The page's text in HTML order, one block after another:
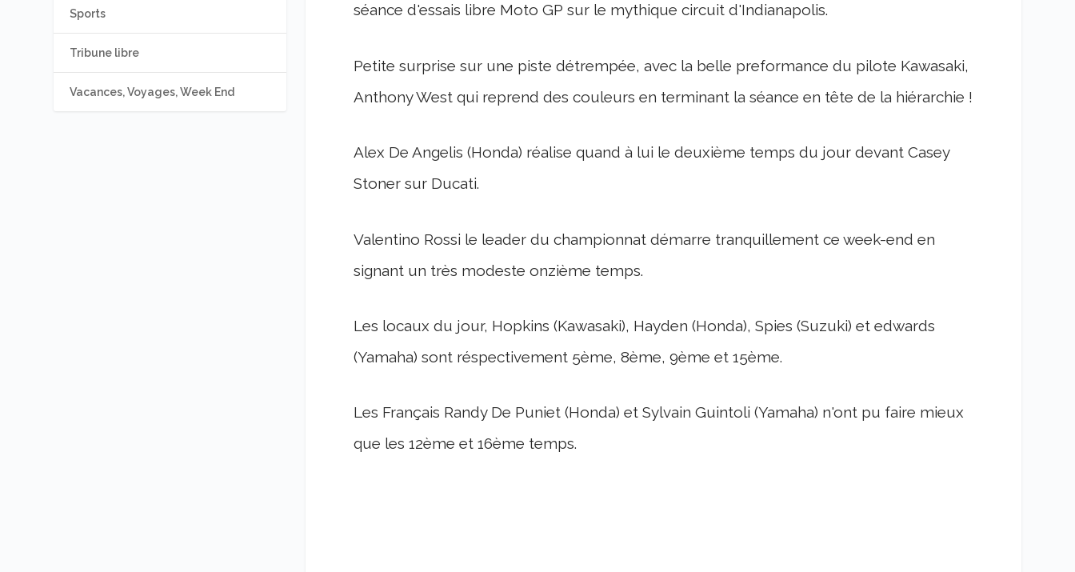
séance d'essais libre Moto GP sur le mythique circuit d'Indianapolis.
Petite surprise sur une piste détrempée, avec la belle preformance du pilote Kawasaki,
Anthony West qui reprend des couleurs en terminant la séance en tête de la hiérarchie !
Alex De Angelis (Honda) réalise quand à lui le deuxième temps du jour devant Casey
Stoner sur Ducati.
Valentino Rossi le leader du championnat démarre tranquillement ce week-end en
signant un très modeste onzième temps.
Les locaux du jour, Hopkins (Kawasaki), Hayden (Honda), Spies (Suzuki) et edwards
(Yamaha) sont réspectivement 5ème, 8ème, 9ème et 15ème.
Les Français Randy De Puniet (Honda) et Sylvain Guintoli (Yamaha) n'ont pu faire mieux
que les 12ème et 16ème temps.
Sports
Tribune libre
Vacances, Voyages, Week End